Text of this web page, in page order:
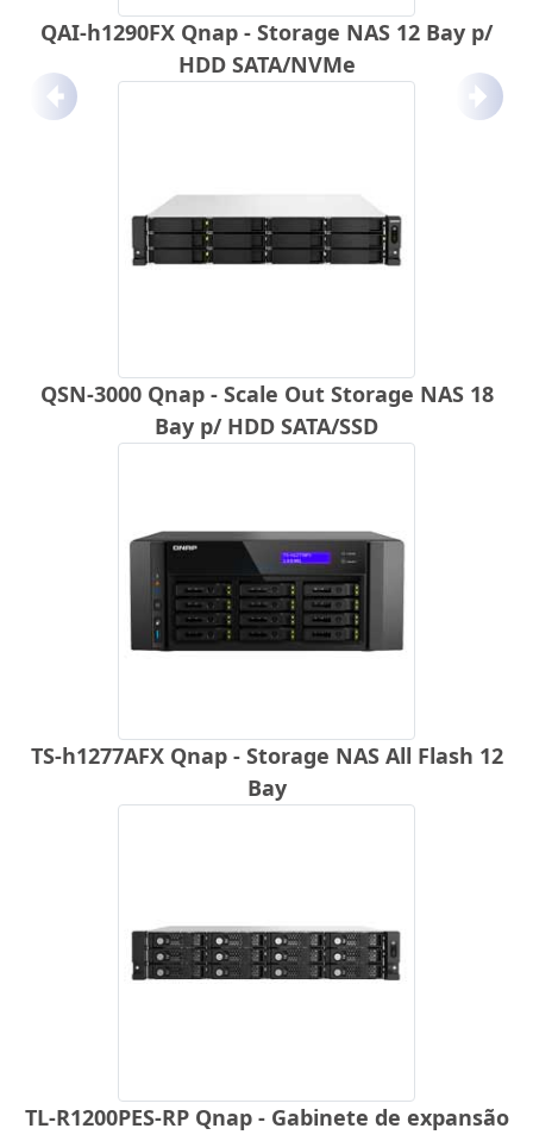
QAI-h1290FX Qnap - Storage NAS 12 Bay p/
HDD SATA/NVMe
QSN-3000 Qnap - Scale Out Storage NAS 18
Bay p/ HDD SATA/SSD
TS-h1277AFX Qnap - Storage NAS All Flash 12
Bay
TL-R1200PES-RP Qnap - Gabinete de expansão
Anterior